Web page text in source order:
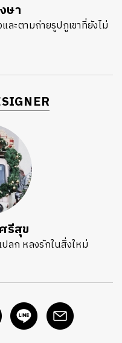
ษา
ละตามถ่ายรูปภูเขาที่ยังไม่
รีสุข
ลก หลงรักในสิ่งใหม่